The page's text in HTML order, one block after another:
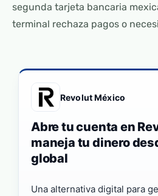
segunda tarjeta bancaria
terminal rechaza pagos o
Revolut México
Abre tu cuenta en
maneja tu dinero
global
Una alternativa digital para